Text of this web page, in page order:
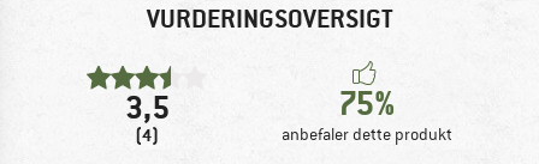
VURDERINGSOVERSIGT
3,5
(4)
75%
anbefaler dette produkt